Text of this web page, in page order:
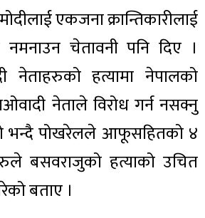
एकजना क्रान्तिकारीलाई
नमनाउन चेतावनी पनि दिए ।
नेताहरुको हत्यामा नेपालको
नेताले विरोध गर्न नसक्नु
भन्दै पोखरेलले आफूसहितको ४
बसवराजुको हत्याको उचित
बताए ।